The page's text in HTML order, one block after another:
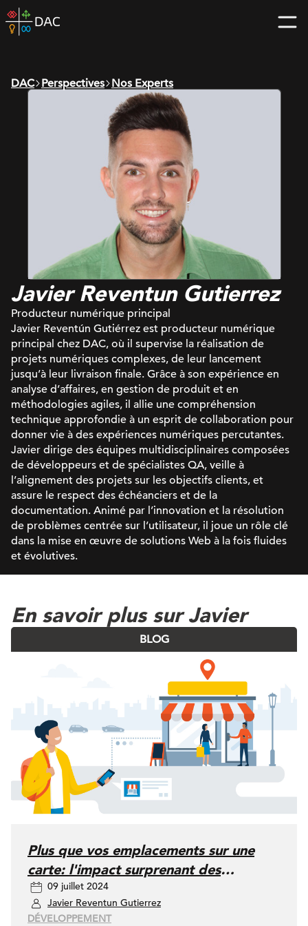
Skip
to
home
DAC Perspectives Nos Experts
Javier Reventun Gutierrez
Producteur numérique principal
Javier Reventún Gutiérrez est producteur numérique
principal chez DAC, où il supervise la réalisation de
projets numériques complexes, de leur lancement
jusqu’à leur livraison finale. Grâce à son expérience en
analyse d’affaires, en gestion de produit et en
méthodologies agiles, il allie une compréhension
technique approfondie à un esprit de collaboration pour
donner vie à des expériences numériques percutantes.
Javier dirige des équipes multidisciplinaires composées
de développeurs et de spécialistes QA, veille à
l’alignement des projets sur les objectifs clients, et
assure le respect des échéanciers et de la
documentation. Animé par l’innovation et la résolution
de problèmes centrée sur l’utilisateur, il joue un rôle clé
dans la mise en œuvre de solutions Web à la fois fluides
et évolutives.
En savoir plus sur Javier
BLOG
Plus que vos emplacements sur une
carte: l'impact surprenant des
localisateurs de magasins
09 juillet 2024
Javier Reventun Gutierrez
DÉVELOPPEMENT